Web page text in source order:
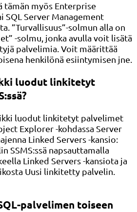
myös Enterprise
SQL Server Management
”Turvallisuus”-solmun alla on
-solmu, jonka avulla voit lisätä
palvelimia. Voit määrittää
henkilönä esiintymisen jne.
luodut linkitetyt
luodut linkitetyt palvelimet
Explorer -kohdassa Server
Linked Servers -kansio:
SSMS:ssä napsauttamalla
Linked Servers -kansiota ja
Uusi linkitetty palvelin.
palvelimen toiseen